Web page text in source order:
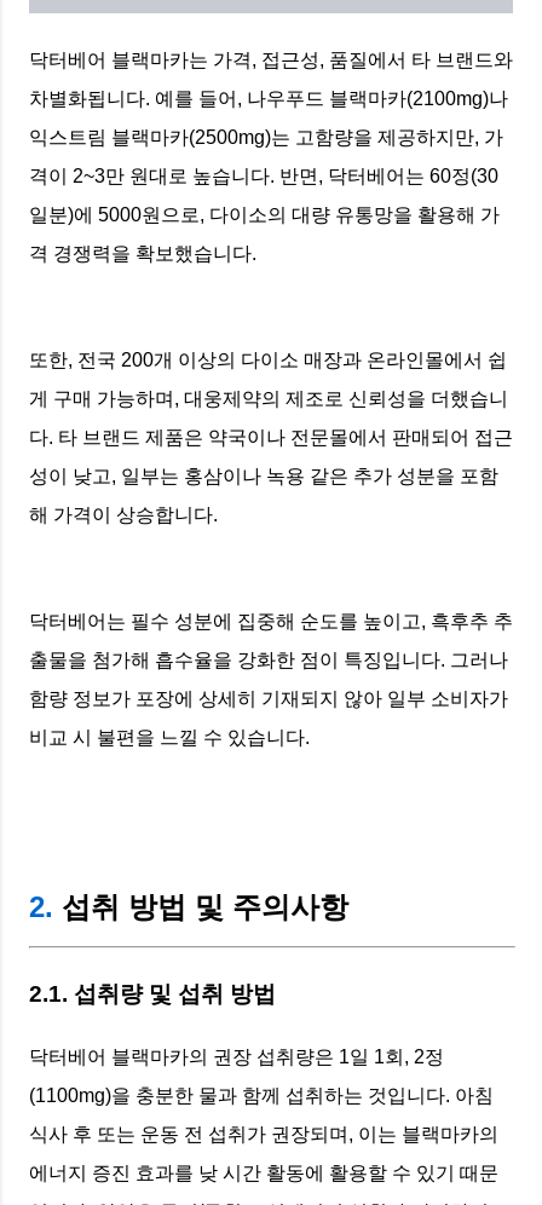
닥터베어 블랙마카는 가격, 접근성, 품질에서 타 브랜드와
차별화됩니다. 예를 들어, 나우푸드 블랙마카(2100mg)나
익스트림 블랙마카(2500mg)는 고함량을 제공하지만, 가
격이 2~3만 원대로 높습니다. 반면, 닥터베어는 60정(30
일분)에 5000원으로, 다이소의 대량 유통망을 활용해 가
격 경쟁력을 확보했습니다.
또한, 전국 200개 이상의 다이소 매장과 온라인몰에서 쉽
게 구매 가능하며, 대웅제약의 제조로 신뢰성을 더했습니
다. 타 브랜드 제품은 약국이나 전문몰에서 판매되어 접근
성이 낮고, 일부는 홍삼이나 녹용 같은 추가 성분을 포함
해 가격이 상승합니다.
닥터베어는 필수 성분에 집중해 순도를 높이고, 흑후추 추
출물을 첨가해 흡수율을 강화한 점이 특징입니다. 그러나
함량 정보가 포장에 상세히 기재되지 않아 일부 소비자가
비교 시 불편을 느낄 수 있습니다.
2. 섭취 방법 및 주의사항
2.1. 섭취량 및 섭취 방법
닥터베어 블랙마카의 권장 섭취량은 1일 1회, 2정
(1100mg)을 충분한 물과 함께 섭취하는 것입니다. 아침
식사 후 또는 운동 전 섭취가 권장되며, 이는 블랙마카의
에너지 증진 효과를 낮 시간 활동에 활용할 수 있기 때문